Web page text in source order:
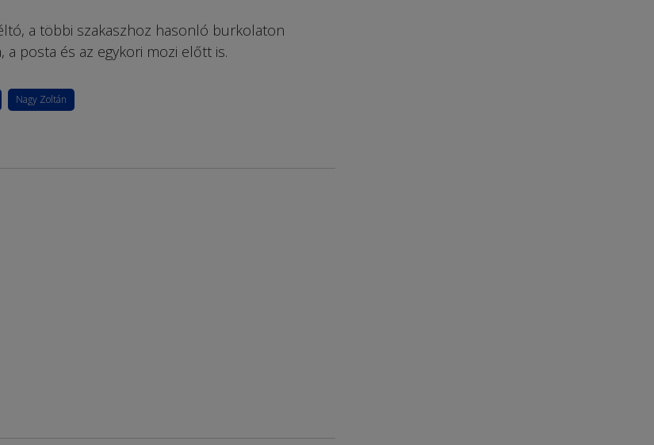
a többi szakaszhoz hasonló burkolaton
a posta és az egykori mozi előtt is.
Nagy Zoltán